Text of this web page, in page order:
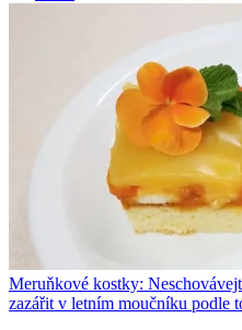
Meruňkové kostky:
zazářit v letním moučníku podle